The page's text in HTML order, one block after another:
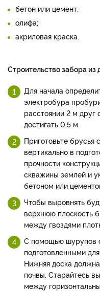
бетон или цемент;
олифа;
акриловая краска.
Строительство забора из
Для начала
электробура
расстоянии 2 м друг
достигать 0,5 м.
Приготовьте брусья
вертикально в
прочности
скважины землей и
бетоном или
Чтобы выровнять
верхнюю плоскость
между гвоздями
С помощью шурупов
подготовленными
Нижняя доска
почвы. Старайтесь
между